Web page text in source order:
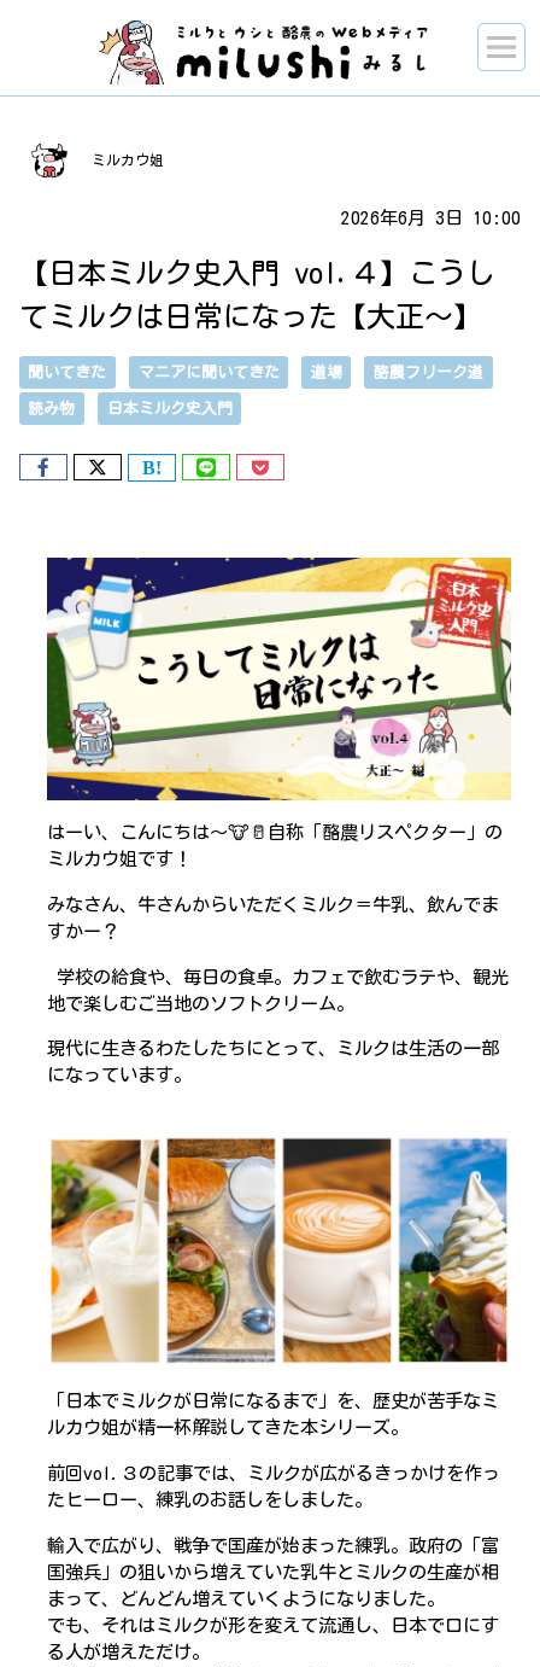
ミルカウ姐
2026年6月 3日 10:00
【日本ミルク史入門 vol.４】こうし
てミルクは日常になった【大正～】
聞いてきた マニアに聞いてきた 道場 酪農フリーク道
読み物 日本ミルク史入門
はーい、こんにちは～🐮🥛自称「酪農リスペクター」の
ミルカウ姐です！
みなさん、牛さんからいただくミルク＝牛乳、飲んでま
すかー？
学校の給食や、毎日の食卓。カフェで飲むラテや、観光
地で楽しむご当地のソフトクリーム。
現代に生きるわたしたちにとって、ミルクは生活の一部
になっています。
「日本でミルクが日常になるまで」を、歴史が苦手なミ
ルカウ姐が精一杯解説してきた本シリーズ。
前回vol.３の記事では、ミルクが広がるきっかけを作っ
たヒーロー、練乳のお話しをしました。
輸入で広がり、戦争で国産が始まった練乳。政府の「富
国強兵」の狙いから増えていた乳牛とミルクの生産が相
まって、どんどん増えていくようになりました。
でも、それはミルクが形を変えて流通し、日本で口にす
る人が増えただけ。